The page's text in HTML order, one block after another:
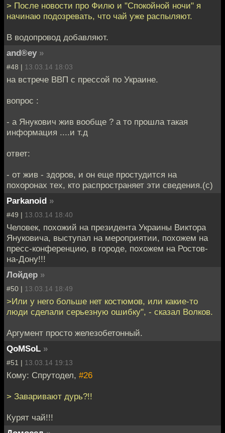
> После новости про Филю и "Спокойной ночи" я
начинаю подозревать, что чай уже распыляют.
В водопровод добавляют.
and®ey »
#48 | 13.03.14 18:03
на встрече ВВП с прессой по Украине.
вопрос :
- а Янукович жив вообще ? а то прошла такая
информация ....и т.д
ответ:
- от жив - здоров, и он еще простудится на
похоронах тех, кто распространяет эти сведения.(с)
Parkanoid »
#49 | 13.03.14 18:40
Человек, похожий на президента Украины Виктора
Януковича, выступал на мероприятии, похожем на
пресс-конференцию, в городе, похожем на Ростов-
на-Дону!!!
Лойдер »
#50 | 13.03.14 18:49
>Или у него больше нет костюмов, или какие-то
люди сделали серьезную ошибку", - сказал Волков.
Аргумент просто железобетонный.
QoMSoL »
#51 | 13.03.14 19:13
Кому: Спрутодел, #26
> Заваривают дурь?!!
Курят чай!!!